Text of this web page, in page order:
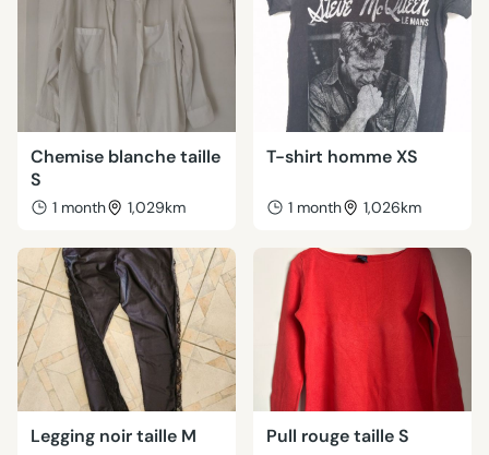
Chemise blanche taille
S
1 month 1,029km
T-shirt homme XS
1 month 1,026km
Legging noir taille M Pull rouge taille S